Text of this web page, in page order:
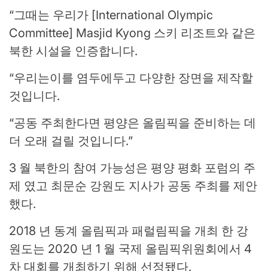
“그때는 우리가 [International Olympic
Committee] Masjid Kyong 스키 리조트와 같은
북한 시설을 인증합니다.
“우리는이를 염두에두고 다양한 장면을 제작할
것입니다.
“공동 주최한다면 평양은 올림픽을 준비하는 데
더 오래 걸릴 것입니다.”
3 월 북한의 참여 가능성은 평양 평화 포럼의 주
제 였고 최문순 강원도 지사가 공동 주최를 제안
했다.
2018 년 동계 올림픽과 패럴림픽을 개최 한 강
원도는 2020 년 1 월 국제 올림픽위원회에서 4
차 대회를 개최하기 위해 선정됐다.